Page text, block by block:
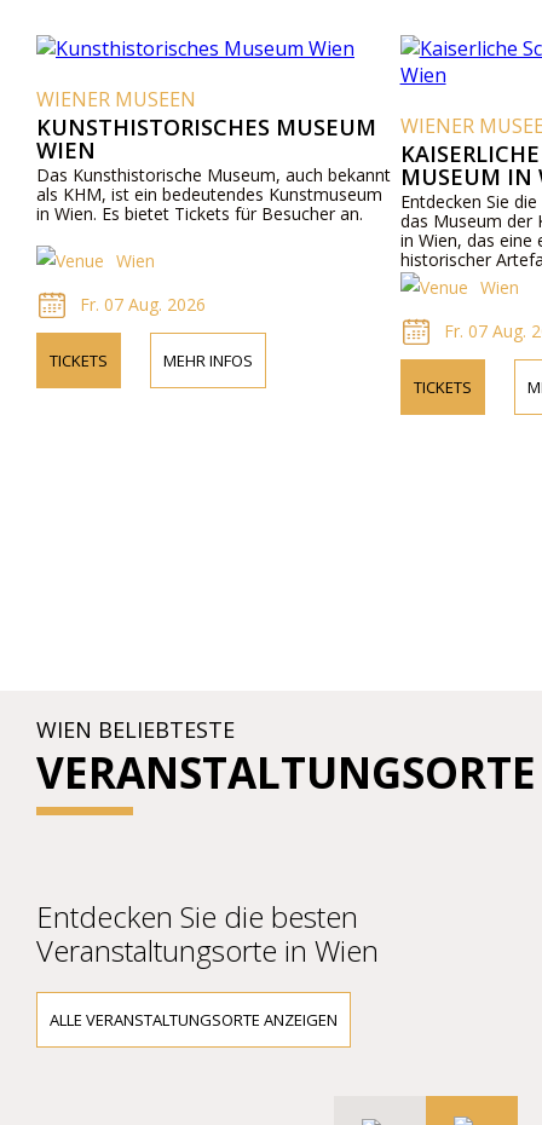
WIENER MUSEEN
KUNSTHISTORISCHES MUSEUM
WIEN
Das Kunsthistorische Museum, auch bekannt
als KHM, ist ein bedeutendes Kunstmuseum
in Wien. Es bietet Tickets für Besucher an.
Wien
Fr. 07 Aug. 2026
TICKETS MEHR INFOS
WIENER
MUSEUM IN
Entdecken Sie
das Museum der
in Wien, das eine
historischer
Wien
Fr. 07 Aug.
TICKETS
WIEN BELIEBTESTE
VERANSTALTUNGSORTE
Entdecken Sie die besten
Veranstaltungsorte in Wien
ALLE VERANSTALTUNGSORTE ANZEIGEN